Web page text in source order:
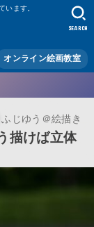
います。
オンライン絵画教室
SEARCH
ふじゆう＠絵描き
描けば立体